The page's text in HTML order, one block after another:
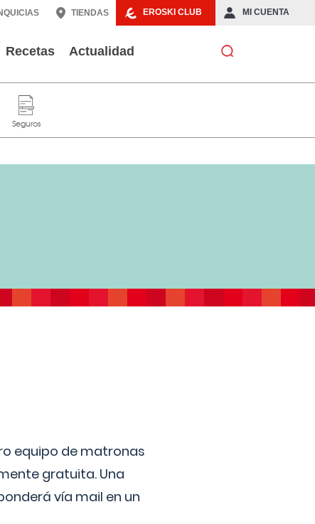
EROSKI CLUB MI CUENTA
TIENDAS
Recetas Actualidad
equipo de matronas
gratuita. Una
vía mail en un